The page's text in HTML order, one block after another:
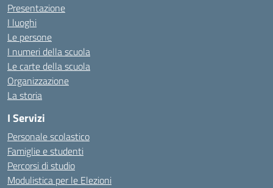
Presentazione
I luoghi
Le persone
I numeri della scuola
Le carte della scuola
Organizzazione
La storia
I Servizi
Personale scolastico
Famiglie e studenti
Percorsi di studio
Modulistica per le Elezioni